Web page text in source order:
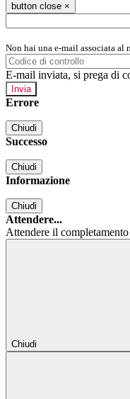
button close ×
Non hai una e-mail associata al
E-mail inviata, si prega di
Errore
Chiudi
Successo
Chiudi
Informazione
Chiudi
Attendere...
Attendere il
Chiudi